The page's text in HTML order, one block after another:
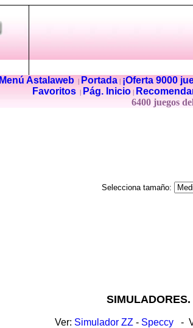
Menú Astalaweb| Portada| ¡Oferta 9000
Favoritos
Pág. Inicio
6400 juegos
Selecciona tamaño:
Ver: Simulador ZZ - Speccy -